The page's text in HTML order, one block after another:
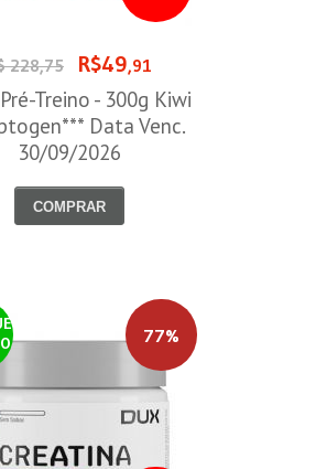
228,75 R$49,91
Treino - 300g Kiwi
Data Venc.
30/09/2026
COMPRAR
77%